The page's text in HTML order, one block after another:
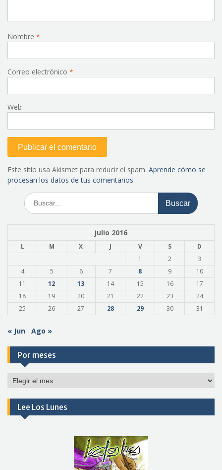
Nombre *
Correo electrónico *
Web
Este sitio usa Akismet para reducir el spam. Aprende cómo se
procesan los datos de tus comentarios.
Buscar:
julio 2016
L M X J V S
D
1
2
3
4
5 6 7 8 9
10
11
12 13 14 15 16
17
18
19 20 21 22 23
24
25
26 27 28 29 30 31
« Jun Ago »
Por meses
Por
Lee Los Lunes